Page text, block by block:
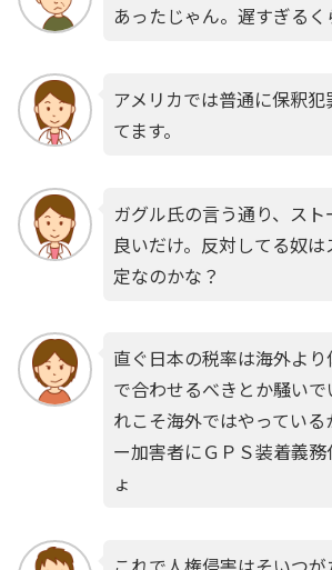
あったじゃん。遅すぎるく
アメリカでは普通に保釈犯
てます。
ガグル氏の言う通り、ス
良いだけ。反対してる奴
定なのかな？
直ぐ日本の税率は海外よ
で合わせるべきとか騒い
れこそ海外ではやっている
ー加害者にＧＰＳ装着義
ょ